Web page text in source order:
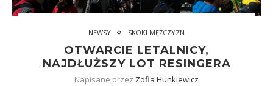
NEWSY SKOKI MĘŻCZYZN
OTWARCIE LETALNICY,
NAJDŁUŻSZY LOT RESINGERA
Napisane przez Zofia Hunkiewicz